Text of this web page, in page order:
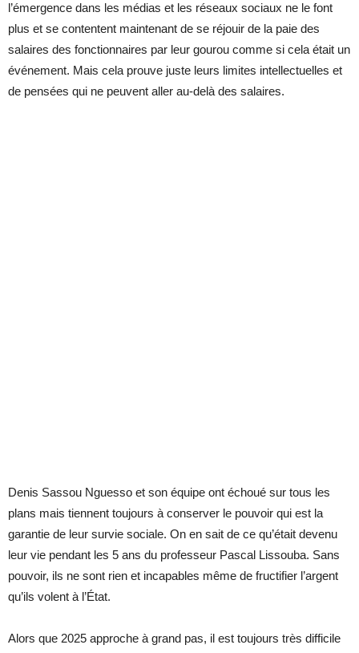
l’émergence dans les médias et les réseaux sociaux ne le font
plus et se contentent maintenant de se réjouir de la paie des
salaires des fonctionnaires par leur gourou comme si cela était un
événement. Mais cela prouve juste leurs limites intellectuelles et
de pensées qui ne peuvent aller au-delà des salaires.
Denis Sassou Nguesso et son équipe ont échoué sur tous les
plans mais tiennent toujours à conserver le pouvoir qui est la
garantie de leur survie sociale. On en sait de ce qu’était devenu
leur vie pendant les 5 ans du professeur Pascal Lissouba. Sans
pouvoir, ils ne sont rien et incapables même de fructifier l’argent
qu’ils volent à l’État.
Alors que 2025 approche à grand pas, il est toujours très difficile